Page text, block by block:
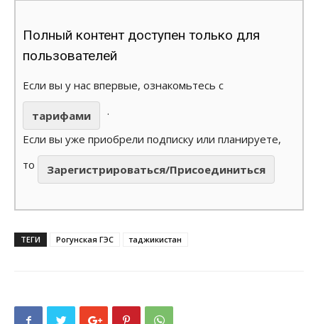
Полный контент доступен только для
пользователей
Если вы у нас впервые, ознакомьтесь с
тарифами
.
Если вы уже приобрели подписку или планируете,
то
Зарегистрироваться/Присоединиться
ТЕГИ Рогунская ГЭС таджикистан